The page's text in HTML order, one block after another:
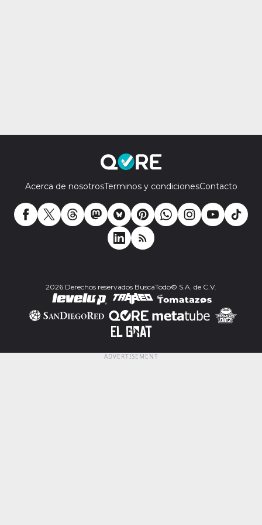
Acerca de nosotrosTerminos y condicionesContacto
2026 Derechos reservados BuscaTodo© S.A. de C.V.